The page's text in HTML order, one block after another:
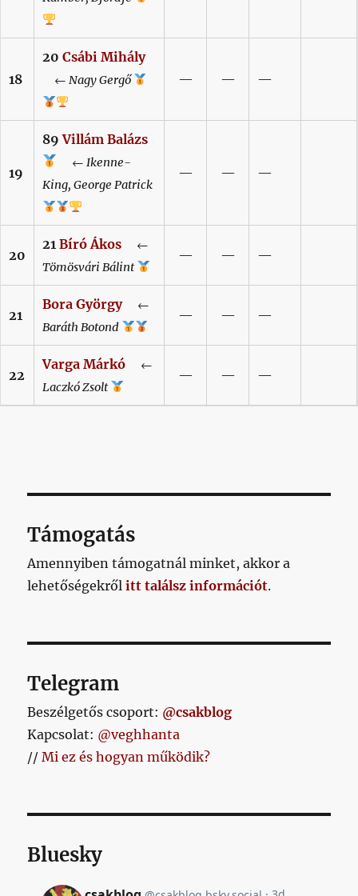
18
20 Csábi Mihály
← NagyGergő — — —
19
89Villám Balázs
← Ikenne-
King, George Patrick
— — —
20
21 Bíró Ákos
←
Tömösvári Bálint
— — —
21
Bora György
←
Baráth Botond
— — —
22
Varga Márkó
←
LaczkóZsolt
— — —
Támogatás
Amennyiben támogatnál minket, akkor a
lehetőségekrőlitt találsz információt.
Telegram
Beszélgetős csoport: @csakblog
Kapcsolat: @veghhanta
//Mi ez és hogyan működik?
Bluesky